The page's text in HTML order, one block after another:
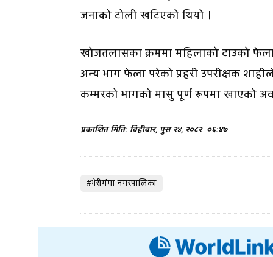
जनाको टोली खटिएको थियो ।
खोजतलासका क्रममा महिलाको टाउको
अन्य भाग फेला परेको प्रहरी उपरीक्षक
कम्मरको भागको मासु पूर्ण रूपमा खाएको
प्रकाशित मिति: बिहीबार, पुस २४, २०८२ ०६:४७
#भेरीगंगा नगरपालिका